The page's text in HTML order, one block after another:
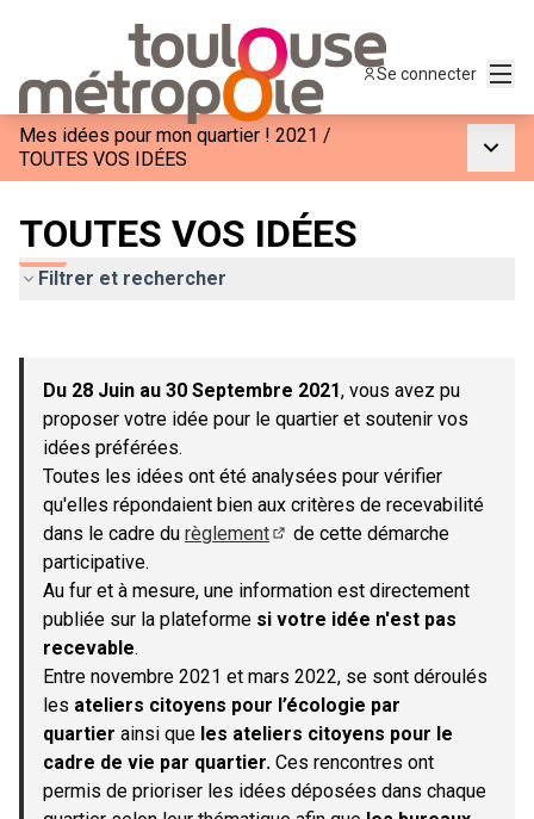
Se connecter
Mes idées pour mon quartier ! 2021 /
TOUTES VOS IDÉES
TOUTES VOS IDÉES
Filtrer et rechercher
−
Du 28 Juin au 30 Septembre 2021, vous avez pu
proposer votre idée pour le quartier et soutenir vos
idées préférées.
Toutes les idées ont été analysées pour vérifier
qu'elles répondaient bien aux critères de recevabilité
dans le cadre du règlement
de cette démarche
participative.
Au fur et à mesure, une information est directement
publiée sur la plateforme si votre idée n'est pas
recevable.
Entre novembre 2021 et mars 2022, se sont déroulés
les ateliers citoyens pour l’écologie par
quartier ainsi que les ateliers citoyens pour le
cadre de vie par quartier. Ces rencontres ont
permis de prioriser les idées déposées dans chaque